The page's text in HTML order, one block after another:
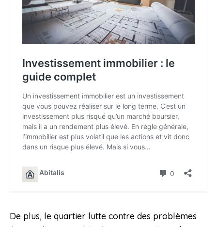
De plus, le quartier lutte contre des problèmes